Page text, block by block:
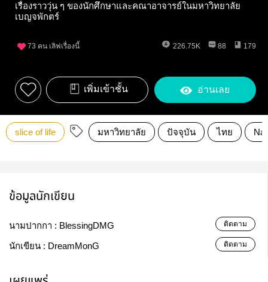
เรื่องราววุ่น ๆ ของนักศึกษาและคณาอาจารย์ในมหาวิทยาลัย
เบญจพักตร์
73 คน เลิฟเรื่องนี้ 226.75K 88 179
เพิ่มเข้าชั้น อ่านเลย
slice of life มหาวิทยาลัย ปัจจุบัน ไทย
ข้อมูลนักเขียน
นามปากกา : BlessingDMG​ ติดตาม
นักเขียน : DreamMonG ติดตาม